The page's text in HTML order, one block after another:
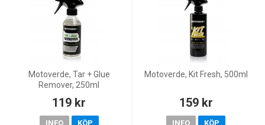
Motoverde, Tar + Glue
Remover, 250ml
119 kr
INFO KÖP
Motoverde, Kit Fresh, 500ml
159 kr
INFO KÖP